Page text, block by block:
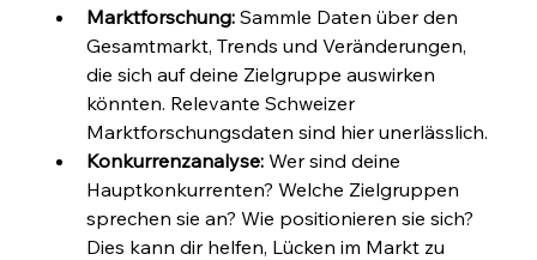
Marktforschung: Sammle Daten über den
Gesamtmarkt, Trends und Veränderungen,
die sich auf deine Zielgruppe auswirken
könnten. Relevante Schweizer
Marktforschungsdaten sind hier unerlässlich.
Konkurrenzanalyse: Wer sind deine
Hauptkonkurrenten? Welche Zielgruppen
sprechen sie an? Wie positionieren sie sich?
Dies kann dir helfen, Lücken im Markt zu